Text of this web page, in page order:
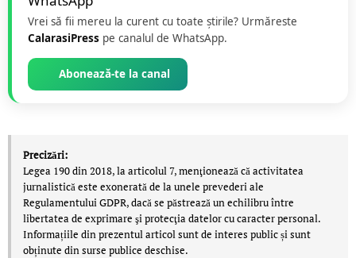
Vrei să fii mereu la curent cu toate știrile? Urmăreste
CalarasiPress pe canalul de WhatsApp.
Abonează-te la canal
Precizări:
Legea 190 din 2018, la articolul 7, menţionează că activitatea
jurnalistică este exonerată de la unele prevederi ale
Regulamentului GDPR, dacă se păstrează un echilibru între
libertatea de exprimare şi protecţia datelor cu caracter personal.
Informațiile din prezentul articol sunt de interes public și sunt
obținute din surse publice deschise.